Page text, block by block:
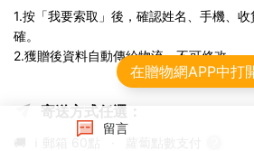
1.按「我要索取」後，確認姓名、手機、
確。
2.獲贈後資料自動傳給物流，不可修改。
寄送方式任選：
留言
在贈物網APP中打